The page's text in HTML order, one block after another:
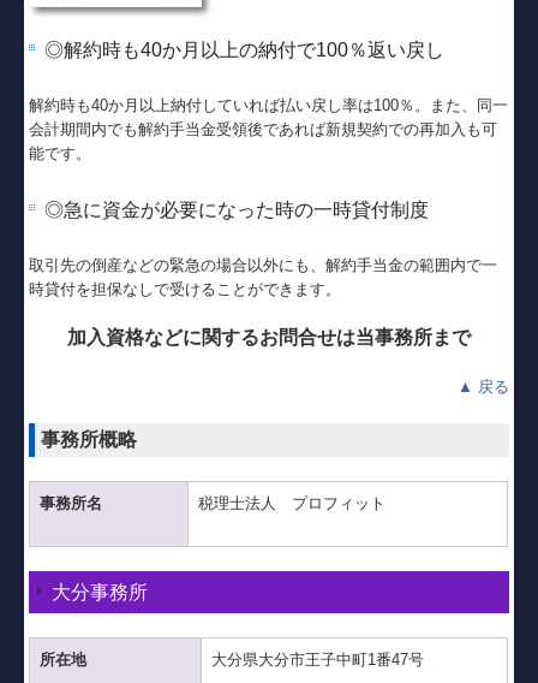
事務所概略
事務所名 税理士法人 プロフィット
大分事務所
所在地 大分県大分市王子中町1番47号
◎解約時も40か月以上の納付で100％返い戻し
解約時も40か月以上納付していれば払い戻し率は100％。また、同一
会計期間内でも解約手当金受領後であれば新規契約での再加入も可
能です。
◎急に資金が必要になった時の一時貸付制度
取引先の倒産などの緊急の場合以外にも、解約手当金の範囲内で一
時貸付を担保なしで受けることができます。
加入資格などに関するお問合せは当事務所まで
▲ 戻る